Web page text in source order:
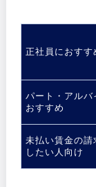
正社員におすす
パート・アルバ
おすすめ
未払い賃金の請
したい人向け